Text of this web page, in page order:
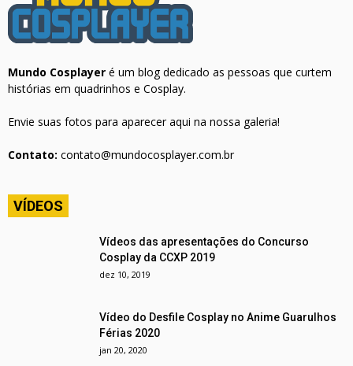
Mundo Cosplayer é um blog dedicado as pessoas que curtem
histórias em quadrinhos e Cosplay.
Envie suas fotos para aparecer aqui na nossa galeria!
Contato: contato@mundocosplayer.com.br
VÍDEOS
Vídeos das apresentações do Concurso
Cosplay da CCXP 2019
dez 10, 2019
Vídeo do Desfile Cosplay no Anime Guarulhos
Férias 2020
jan 20, 2020